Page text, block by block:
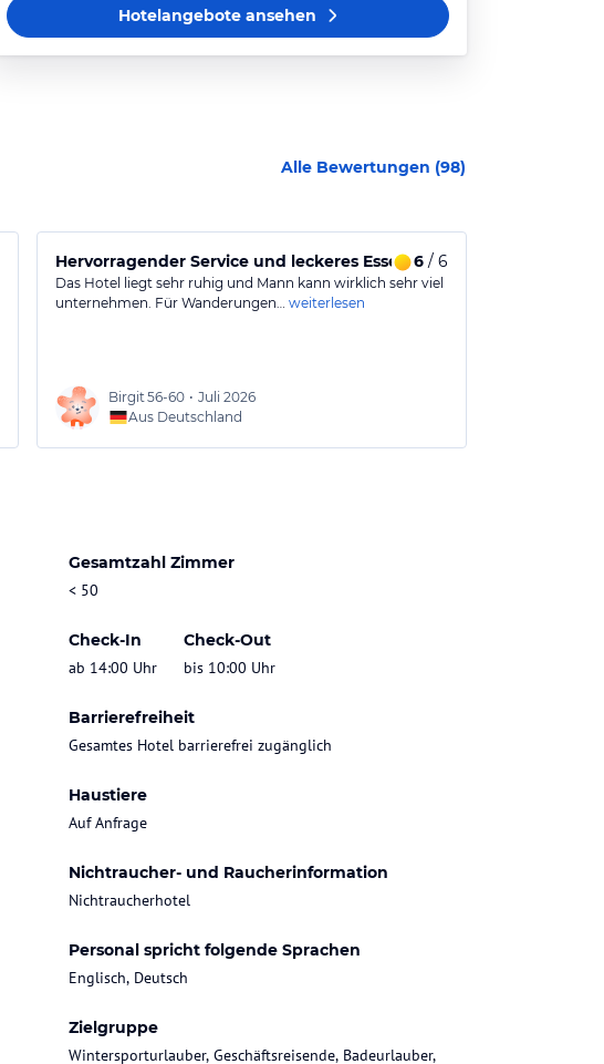
Hotelangeboteansehen
Alle Bewertungen (98)
Hervorragender Service und leckeres Essen 6/ 6
Das Hotel liegt sehr ruhig und Mann kann wirklich sehr viel
unternehmen. Für Wanderungen… weiterlesen
Birgit56-60 • Juli 2026
Aus Deutschland
Gesamtzahl Zimmer
< 50
Check-In
ab 14:00 Uhr
Check-Out
bis 10:00 Uhr
Barrierefreiheit
Gesamtes Hotel barrierefrei zugänglich
Haustiere
Auf Anfrage
Nichtraucher- und Raucherinformation
Nichtraucherhotel
Personal spricht folgende Sprachen
Englisch, Deutsch
Zielgruppe
Wintersporturlauber, Geschäftsreisende, Badeurlauber,